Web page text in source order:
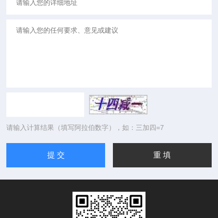
请输入计算结果（填写阿拉伯数字），如：三加四=7